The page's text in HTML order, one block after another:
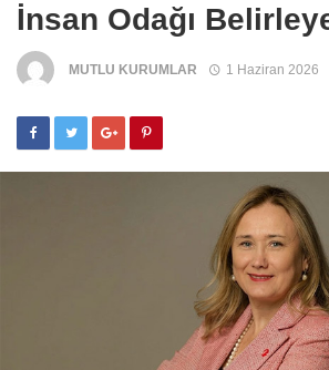
İnsan Odağı
MUTLU KURUMLAR 1 Haziran 2026